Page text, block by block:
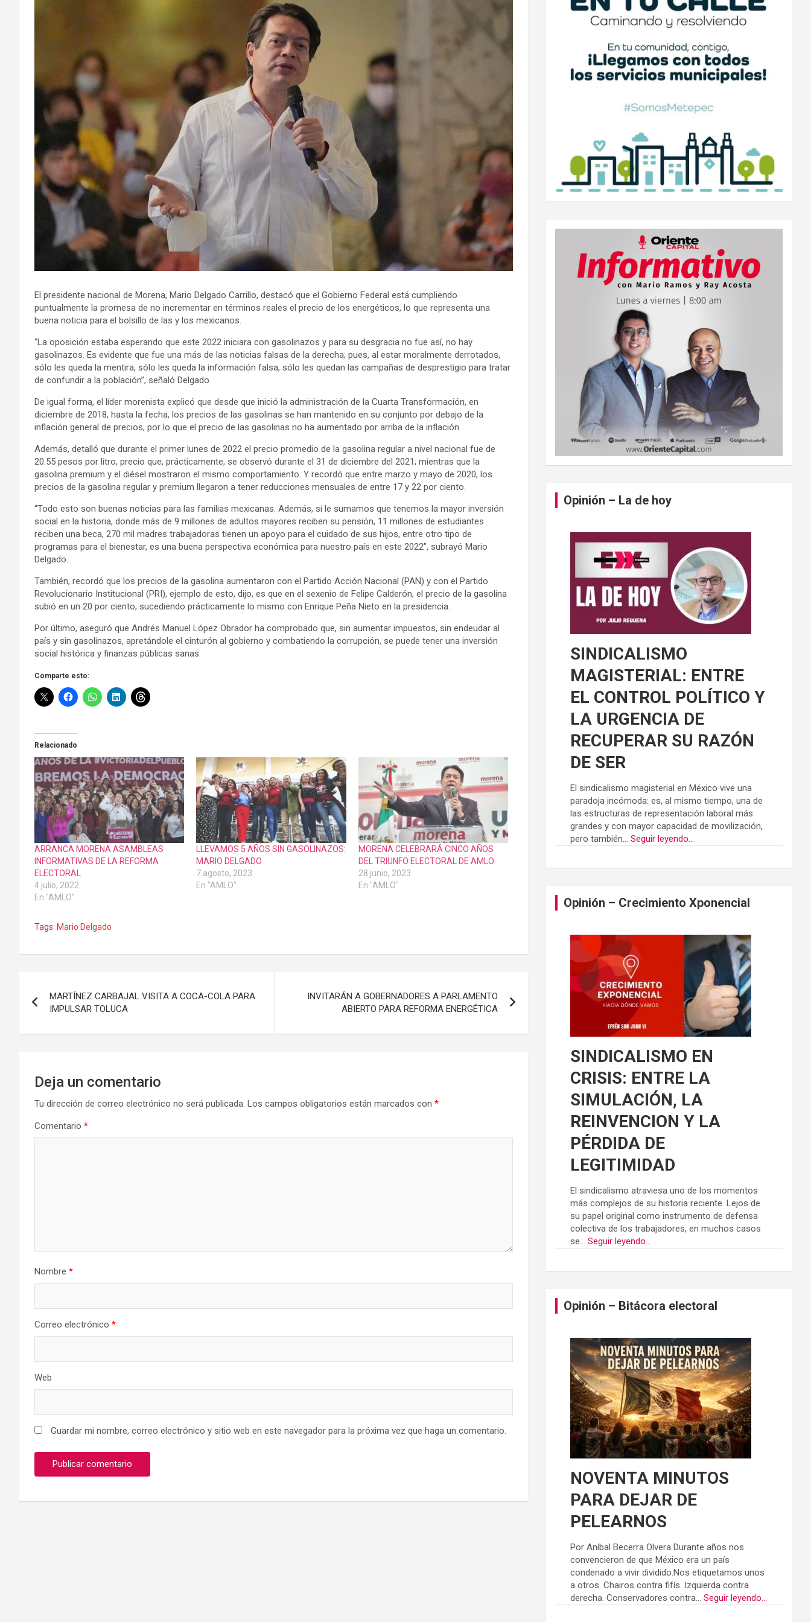
El presidente nacional de Morena, Mario Delgado Carrillo, destacó que el Gobierno Federal está cumpliendo
puntualmente la promesa de no incrementar en términos reales el precio de los energéticos, lo que representa una
buena noticia para el bolsillo de las y los mexicanos.
“La oposición estaba esperando que este 2022 iniciara con gasolinazos y para su desgracia no fue así, no hay
gasolinazos. Es evidente que fue una más de las noticias falsas de la derecha; pues, al estar moralmente derrotados,
sólo les queda la mentira, sólo les queda la información falsa, sólo les quedan las campañas de desprestigio para tratar
de confundir a la población”, señaló Delgado.
De igual forma, el líder morenista explicó que desde que inició la administración de la Cuarta Transformación, en
diciembre de 2018, hasta la fecha, los precios de las gasolinas se han mantenido en su conjunto por debajo de la
inflación general de precios, por lo que el precio de las gasolinas no ha aumentado por arriba de la inflación.
Además, detalló que durante el primer lunes de 2022 el precio promedio de la gasolina regular a nivel nacional fue de
20.55 pesos por litro, precio que, prácticamente, se observó durante el 31 de diciembre del 2021; mientras que la
gasolina premium y el diésel mostraron el mismo comportamiento. Y recordó que entre marzo y mayo de 2020, los
precios de la gasolina regular y premium llegaron a tener reducciones mensuales de entre 17 y 22 por ciento.
“Todo esto son buenas noticias para las familias mexicanas. Además, si le sumamos que tenemos la mayor inversión
social en la historia, donde más de 9 millones de adultos mayores reciben su pensión, 11 millones de estudiantes
reciben una beca, 270 mil madres trabajadoras tienen un apoyo para el cuidado de sus hijos, entre otro tipo de
programas para el bienestar, es una buena perspectiva económica para nuestro país en este 2022”, subrayó Mario
Delgado.
También, recordó que los precios de la gasolina aumentaron con el Partido Acción Nacional (PAN) y con el Partido
Revolucionario Institucional (PRI), ejemplo de esto, dijo, es que en el sexenio de Felipe Calderón, el precio de la gasolina
subió en un 20 por ciento, sucediendo prácticamente lo mismo con Enrique Peña Nieto en la presidencia.
Por último, aseguró que Andrés Manuel López Obrador ha comprobado que, sin aumentar impuestos, sin endeudar al
país y sin gasolinazos, apretándole el cinturón al gobierno y combatiendo la corrupción, se puede tener una inversión
social histórica y finanzas públicas sanas.
Comparte esto:
Relacionado
ARRANCA MORENA ASAMBLEAS
INFORMATIVAS DE LA REFORMA
ELECTORAL
4 julio, 2022
En "AMLO"
LLEVAMOS 5 AÑOS SIN GASOLINAZOS:
MARIO DELGADO
7 agosto, 2023
En "AMLO"
MORENA CELEBRARÁ CINCO AÑOS
DEL TRIUNFO ELECTORAL DE AMLO
28 junio, 2023
En "AMLO"
Tags: Mario Delgado
de
entradas
MARTÍNEZ CARBAJAL VISITA A COCA-COLA PARA
IMPULSAR TOLUCA
INVITARÁN A GOBERNADORES A PARLAMENTO
ABIERTO PARA REFORMA ENERGÉTICA
Deja un comentario
Tu dirección de correo electrónico no será publicada. Los campos obligatorios están marcados con *
Comentario *
Nombre *
Correo electrónico *
Web
Guardar mi nombre, correo electrónico y sitio web en este navegador para la próxima vez que haga un comentario.
Opinión – La de hoy
SINDICALISMO
MAGISTERIAL: ENTRE
EL CONTROL POLÍTICO Y
LA URGENCIA DE
RECUPERAR SU RAZÓN
DE SER
El sindicalismo magisterial en México vive una
paradoja incómoda: es, al mismo tiempo, una de
las estructuras de representación laboral más
grandes y con mayor capacidad de movilización,
pero también...Seguir leyendo...
Opinión – Crecimiento Xponencial
SINDICALISMO EN
CRISIS: ENTRE LA
SIMULACIÓN, LA
REINVENCION Y LA
PÉRDIDA DE
LEGITIMIDAD
El sindicalismo atraviesa uno de los momentos
más complejos de su historia reciente. Lejos de
su papel original como instrumento de defensa
colectiva de los trabajadores, en muchos casos
se...Seguir leyendo...
Opinión – Bitácora electoral
NOVENTA MINUTOS
PARA DEJAR DE
PELEARNOS
Por Aníbal Becerra Olvera Durante años nos
convencieron de que México era un país
condenado a vivir dividido.Nos etiquetamos unos
a otros. Chairos contra fifís. Izquierda contra
derecha. Conservadores contra...Seguir leyendo...